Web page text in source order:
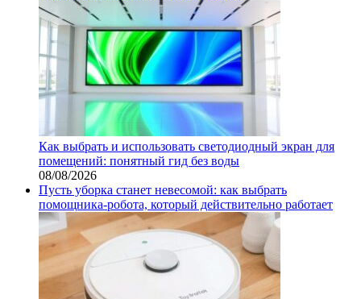
Как выбрать и использовать светодиодный экран для
помещений: понятный гид без воды
08/08/2026
Пусть уборка станет невесомой: как выбрать
помощника‑робота, который действительно работает